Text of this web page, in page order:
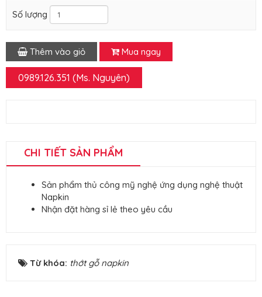
Số lượng
Thêm vào giỏ Mua ngay
0989.126.351 (Ms. Nguyên)
CHI TIẾT SẢN PHẨM
Sản phẩm thủ công mỹ nghệ ứng dụng nghệ thuật
Napkin
Nhận đặt hàng sỉ lẻ theo yêu cầu
Từ khóa: thớt gỗ napkin